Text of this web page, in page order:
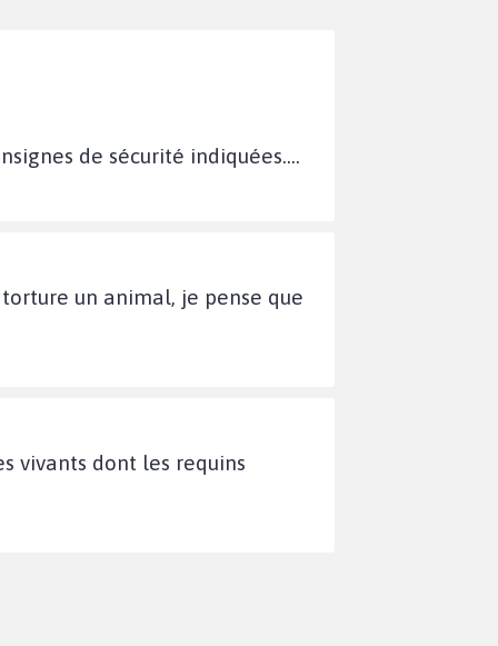
de sécurité indiquées....
un animal, je pense que
vivants dont les requins